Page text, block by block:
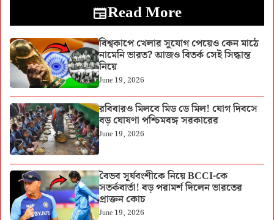
Read More
বিশ্বকাপে খেলার সুযোগ পেয়েও কেন মাঠে
নামেনি ভারত? আজও বিতর্ক সেই সিদ্ধান্ত
নিয়ে
June 19, 2026
রবিবারও মিলবে মিড ডে মিল! যোগ দিবসে
বড় ঘোষণা পশ্চিমবঙ্গ সরকারের
June 19, 2026
বৈভব সূর্যবংশীকে নিয়ে BCCI-কে
সতর্কবার্তা! বড় পরামর্শ দিলেন ভারতের
প্রাক্তন কোচ
June 19, 2026